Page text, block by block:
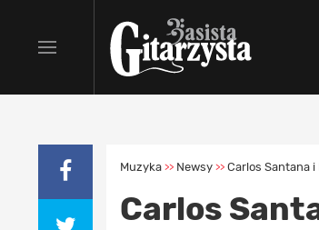
Muzyka >> Newsy >> Carlos Santana
Carlos